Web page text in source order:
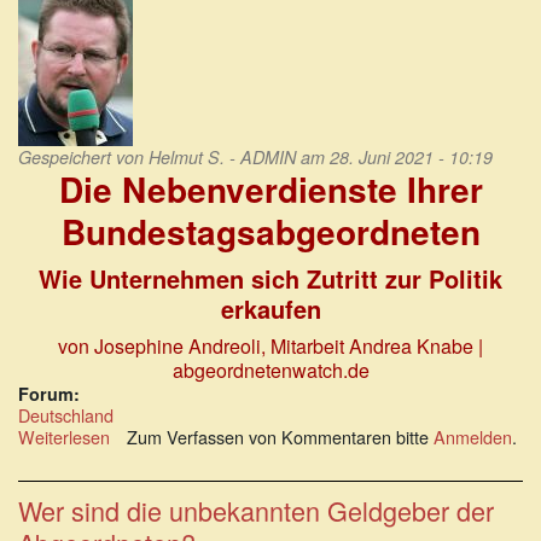
Gespeichert von Helmut S. - ADMINam 28. Juni 2021 - 10:19
Die Nebenverdienste Ihrer
Bundestagsabgeordneten
Wie Unternehmen sich Zutritt zur Politik
erkaufen
von Josephine Andreoli, Mitarbeit Andrea Knabe |
abgeordnetenwatch.de
Forum:
Deutschland
Weiterlesen über
Nebenverdienste
Ihrer
Bundestagsabgeordneten
Zum Verfassen von Kommentaren bitteAnmelden.
Wer sind die unbekannten Geldgeber der